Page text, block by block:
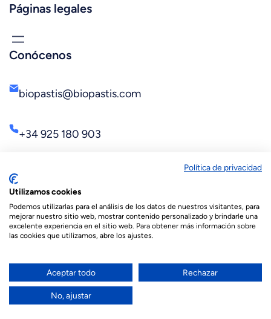
Páginas legales
Conócenos
biopastis@biopastis.com
+34 925 180 903
© 2026 Biopastis.com
Español Inglés)
Français(Francés
Política de privacidad
Utilizamos cookies
Podemos utilizarlas para el análisis de los datos de nuestros visitantes, para
mejorar nuestro sitio web, mostrar contenido personalizado y brindarle una
excelente experiencia en el sitio web. Para obtener más información sobre
las cookies que utilizamos, abre los ajustes.
Aceptar todo Rechazar
No, ajustar